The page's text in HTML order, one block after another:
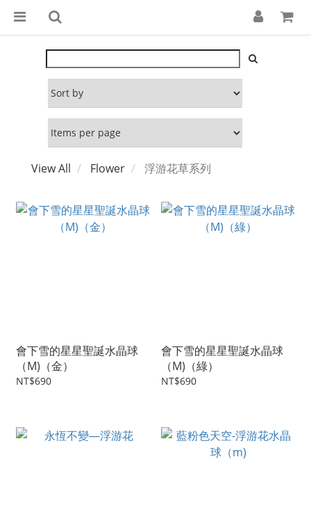
View All Flower 浮游花草系列
會下雪的星星聖誕水晶球
（M)（金）
NT$690
會下雪的星星聖誕水晶球
（M)（綠）
NT$690